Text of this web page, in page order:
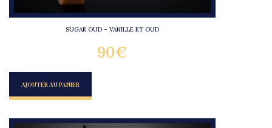
SUGAR OUD – VANILLE ET OUD
90€
AJOUTER AU PANIER